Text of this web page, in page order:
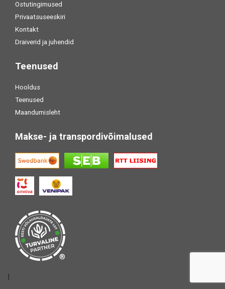
Ostutingimused
Privaatsuseeskiri
Kontakt
Draiverid ja juhendid
Teenused
Hooldus
Teenused
Maandumisleht
Makse- ja transpordivõimalused
®
|